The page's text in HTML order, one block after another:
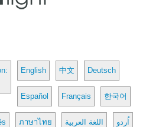
English 中文 Deutsch
Español Français 한국어
ภาษาไทย اللغة العربية اُردو